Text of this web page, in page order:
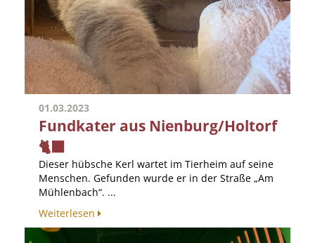
01.03.2023
Fundkater aus Nienburg/Holtorf
🐈‍⬛
Dieser hübsche Kerl wartet im Tierheim auf seine
Menschen. Gefunden wurde er in der Straße „Am
Mühlenbach“. ...
Weiterlesen